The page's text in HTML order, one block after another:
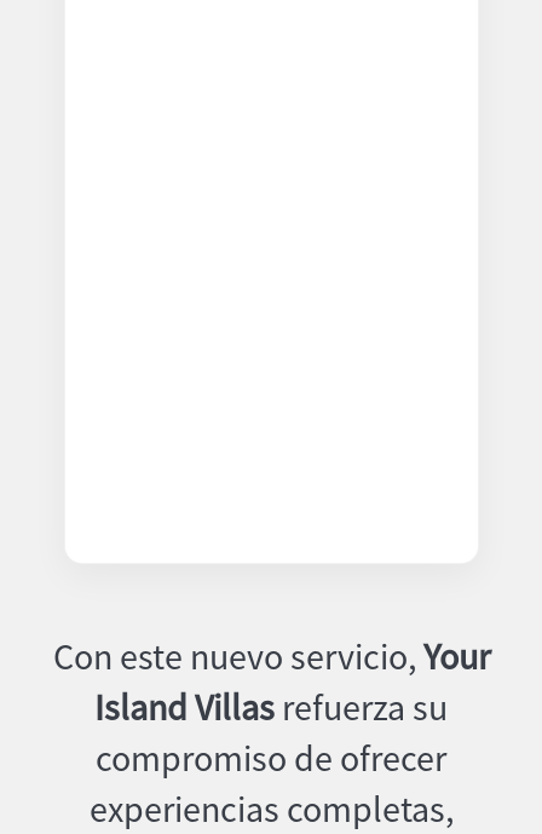
Con este nuevo servicio,Your
Island Villas refuerza su
compromiso de ofrecer
experiencias completas,